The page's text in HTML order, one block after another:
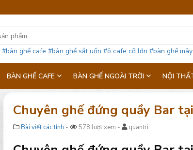
#bàn ghế cafe #bàn ghế sắt uốn #ô cafe cỡ lớn #bàn ghế mây
BÀN GHẾ CAFE BÀN GHẾ NGOÀI TRỜI NỘI
Chuyên ghế đứng quầy Bar
Bài viết các tỉnh - 578 lượt xem - quantri